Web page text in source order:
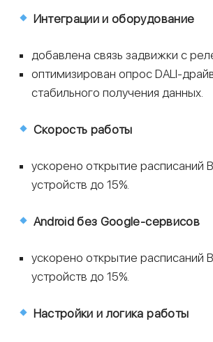
Интеграции и оборудование
добавлена связь задвижки с
оптимизирован опрос DALI-
стабильного получения данных.
Скорость работы
ускорено открытие расписаний
устройств до 15%.
Android без Google-сервисов
ускорено открытие расписаний
устройств до 15%.
Настройки и логика работы